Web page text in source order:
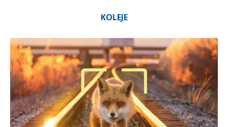
KOLEJE